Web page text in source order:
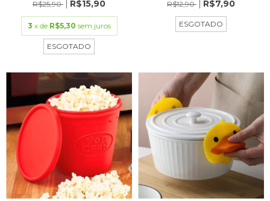
R$25,90
R$15,90
3 x de R$5,30 sem juros
ESGOTADO
R$12,90
R$7,90
ESGOTADO